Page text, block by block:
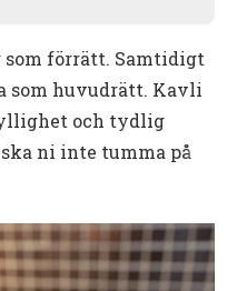
som förrätt. Samtidigt
som huvudrätt. Kavli
och tydlig
ni inte tumma på